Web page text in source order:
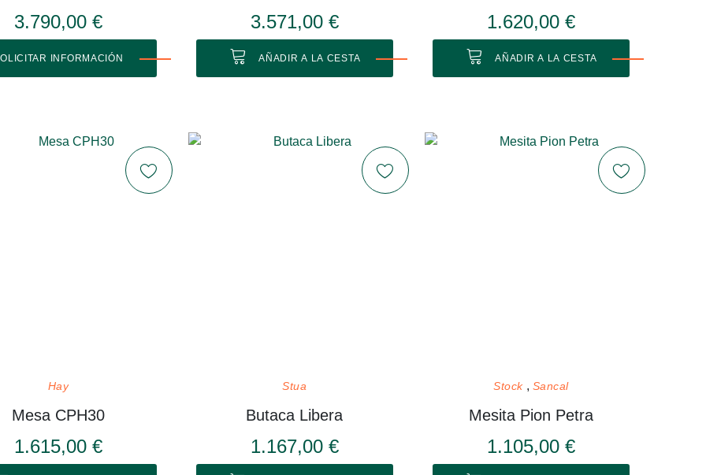
3.790,00 €
INFORMACIÓN
3.571,00 €
AÑADIR A LA CESTA
1.620,00 €
AÑADIR A LA CESTA
Hay
Mesa CPH30
1.615,00 €
Stua
Butaca Libera
1.167,00 €
Stock Sancal
Mesita Pion Petra
1.105,00 €